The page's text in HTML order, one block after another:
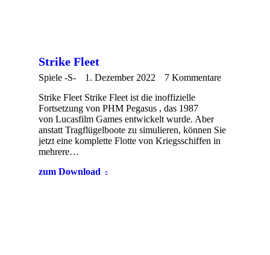
Strike Fleet
Spiele -S- 1. Dezember 2022
7 Kommentare
Strike Fleet Strike Fleet ist die inoffizielle
Fortsetzung von PHM Pegasus , das 1987
von Lucasfilm Games entwickelt wurde. Aber
anstatt Tragflügelboote zu simulieren, können Sie
jetzt eine komplette Flotte von Kriegsschiffen in
mehrere…
zum Download